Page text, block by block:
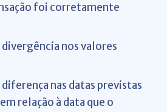
foi corretamente
nos valores
nas datas previstas
relação à data que o